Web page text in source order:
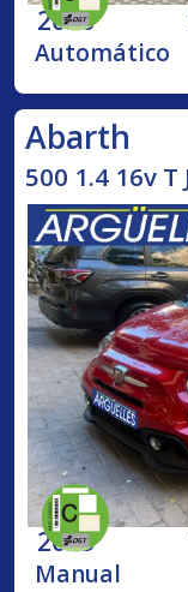
2020
Automático
Abarth
500 1.4 16v T
2023
Manual